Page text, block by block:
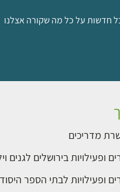
חדשות על כל מה שקורה אצלנו
מדריכים
ופעילויות בירושלים לגנים
ופעילויות לבתי הספר